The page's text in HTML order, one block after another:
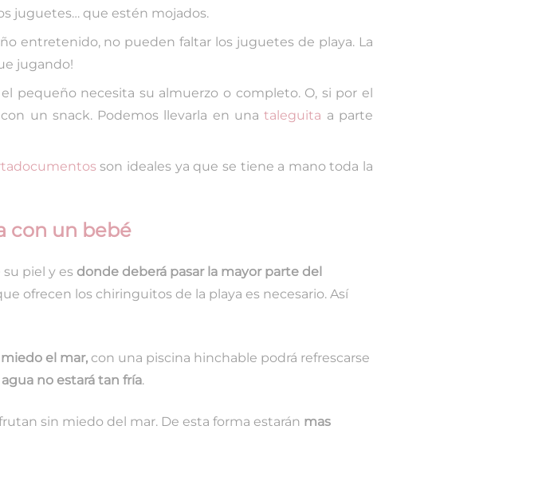
juguetes… que estén mojados.
entretenido, no pueden faltar los juguetes de playa. La
jugando!
pequeño necesita su almuerzo o completo. O, si por el
un snack. Podemos llevarla en unataleguita a parte
son ideales ya que se tiene a mano toda la
con un bebé
piel y es donde deberá pasar la mayor parte del
ofrecen los chiringuitos de la playa es necesario. Así
miedo el mar, con una piscina hinchable podrá refrescarse
agua no estará tan fría.
sin miedo del mar. De esta forma estarán mas